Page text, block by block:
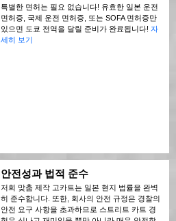
특별한 면허는 필요 없습니다! 유효한 일본 운전
면허증, 국제 운전 면허증, 또는 SOFA 면허증만
있으면 도쿄 전역을 달릴 준비가 완료됩니다! 자
세히 보기
안전성과 법적 준수
저희 맞춤 제작 고카트는 일본 현지 법률을 완벽
히 준수합니다. 또한, 회사의 안전 규정은 경찰의
안전 요구 사항을 초과하므로 스트리트 카트 경